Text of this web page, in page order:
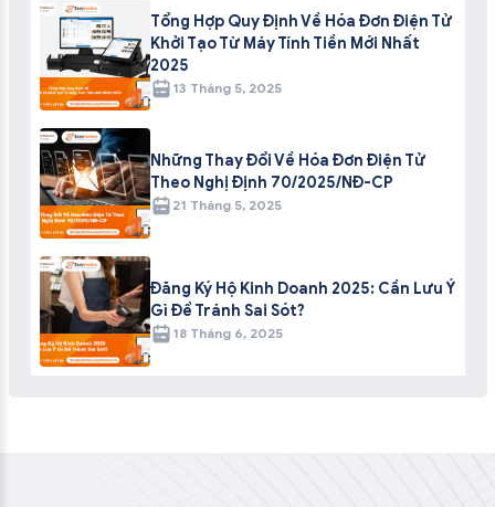
Tổng Hợp Quy Định Về Hóa Đơn Điện Tử
Khởi Tạo Từ Máy Tính Tiền Mới Nhất
2025
13 Tháng 5, 2025
Những Thay Đổi Về Hóa Đơn Điện Tử
Theo Nghị Định 70/2025/NĐ-CP
21 Tháng 5, 2025
Đăng Ký Hộ Kinh Doanh 2025: Cần Lưu Ý
Gì Để Tránh Sai Sót?
18 Tháng 6, 2025